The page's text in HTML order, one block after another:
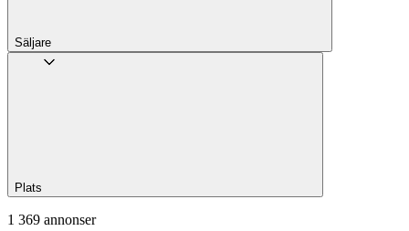
Säljare
Plats
1 369 annonser